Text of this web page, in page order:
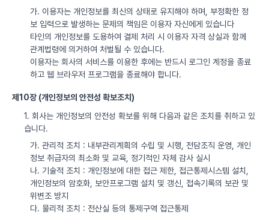
가. 이용자는 개인정보를 최신의 상태로 유지해야 하며, 부정확한 정
보 입력으로 발생하는 문제의 책임은 이용자 자신에게 있습니다
타인의 개인정보를 도용하여 결제 처리 시 이용자 자격 상실과 함께
관계법령에 의거하여 처벌될 수 있습니다.
이용자는 회사의 서비스를 이용한 후에는 반드시 로그인 계정을 종료
하고 웹 브라우저 프로그램을 종료해야 합니다.
제10장 (개인정보의 안전성 확보조치)
1. 회사는 개인정보의 안전성 확보를 위해 다음과 같은 조치를 취하고 있
습니다.
가. 관리적 조치 : 내부관리계획의 수립 및 시행, 전담조직 운영, 개인
정보 취급자의 최소화 및 교육, 정기적인 자체 감사 실시
나. 기술적 조치 : 개인정보에 대한 접근 제한, 접근통제시스템 설치,
개인정보의 암호화, 보안프로그램 설치 및 갱신, 접속기록의 보관 및
위변조 방지
다. 물리적 조치 : 전산실 등의 통제구역 접근통제